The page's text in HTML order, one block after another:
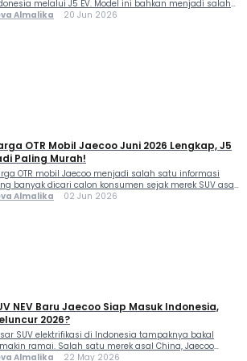
melalui J5 EV. Model ini bahkan menjadi salah
kontributor utama penjualan merek asal China
Almalika 20 Jun 2026
OTR Mobil Jaecoo Juni 2026 Lengkap, J5
Paling Murah!
OTR mobil Jaecoo menjadi salah satu informasi
banyak dicari calon konsumen sejak merek SUV asal
ini semakin agresif meramaikan pasar otomotif
Almalika 02 Jun 2026
NEV Baru Jaecoo Siap Masuk Indonesia,
2026?
SUV elektrifikasi di Indonesia tampaknya bakal
ramai. Salah satu merek asal China, Jaecoo
tengah menyiapkan SUV NEV baru untuk
Almalika 22 May 2026